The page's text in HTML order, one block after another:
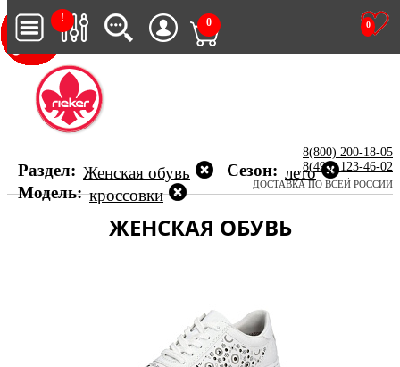
!
0
0
8(800) 200-18-05
8(495) 123-46-02
ДОСТАВКА ПО ВСЕЙ РОССИИ
Раздел: Женская обувь Сезон: лето
Модель: кроссовки
ЖЕНСКАЯ ОБУВЬ